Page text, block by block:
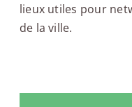
lieux utiles pour
de la ville.